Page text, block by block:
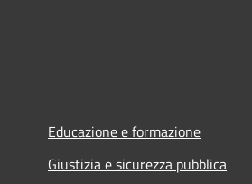
Educazione e formazione
Giustizia e sicurezza pubblica